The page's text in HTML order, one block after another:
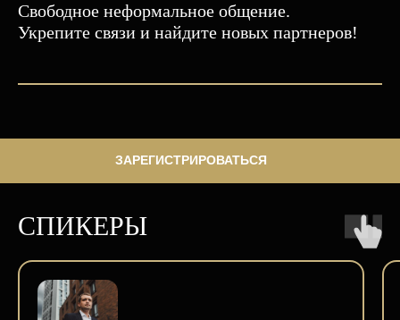
Свободное неформальное общение.
Укрепите связи и найдите новых партнеров!
ЗАРЕГИСТРИРОВАТЬСЯ
СПИКЕРЫ